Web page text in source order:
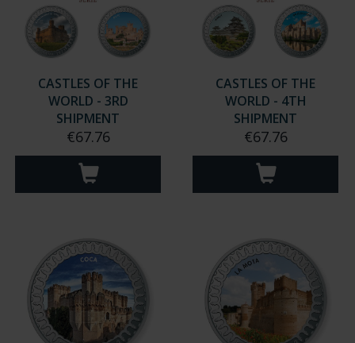
CASTLES OF THE
WORLD - 3RD
SHIPMENT
€67.76
CASTLES OF THE
WORLD - 4TH
SHIPMENT
€67.76